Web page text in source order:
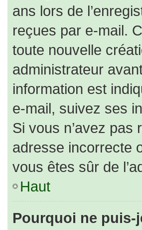
ans lors de
reçues par e-mail.
toute nouvelle
administrateur
information est
e-mail, suivez ses
Si vous n’avez pas
adresse incorrecte
vous êtes sûr de
Haut
Pourquoi ne puis-